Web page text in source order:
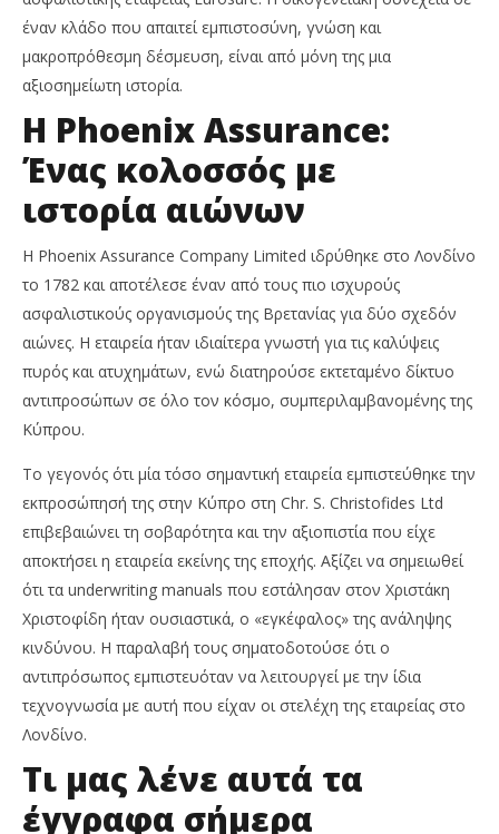
έναν κλάδο που απαιτεί εμπιστοσύνη, γνώση και
μακροπρόθεσμη δέσμευση, είναι από μόνη της μια
αξιοσημείωτη ιστορία.
Η Phoenix Assurance:
Ένας κολοσσός με
ιστορία αιώνων
Η Phoenix Assurance Company Limited ιδρύθηκε στο Λονδίνο
το 1782 και αποτέλεσε έναν από τους πιο ισχυρούς
ασφαλιστικούς οργανισμούς της Βρετανίας για δύο σχεδόν
αιώνες. Η εταιρεία ήταν ιδιαίτερα γνωστή για τις καλύψεις
πυρός και ατυχημάτων, ενώ διατηρούσε εκτεταμένο δίκτυο
αντιπροσώπων σε όλο τον κόσμο, συμπεριλαμβανομένης της
Κύπρου.
Το γεγονός ότι μία τόσο σημαντική εταιρεία εμπιστεύθηκε την
εκπροσώπησή της στην Κύπρο στη Chr. S. Christofides Ltd
επιβεβαιώνει τη σοβαρότητα και την αξιοπιστία που είχε
αποκτήσει η εταιρεία εκείνης της εποχής. Αξίζει να σημειωθεί
ότι τα underwriting manuals που εστάλησαν στον Χριστάκη
Χριστοφίδη ήταν ουσιαστικά, ο «εγκέφαλος» της ανάληψης
κινδύνου. Η παραλαβή τους σηματοδοτούσε ότι ο
αντιπρόσωπος εμπιστευόταν να λειτουργεί με την ίδια
τεχνογνωσία με αυτή που είχαν οι στελέχη της εταιρείας στο
Λονδίνο.
Τι μας λένε αυτά τα
έγγραφα σήμερα